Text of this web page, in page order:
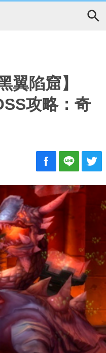
翼陷窟】
攻略：奇